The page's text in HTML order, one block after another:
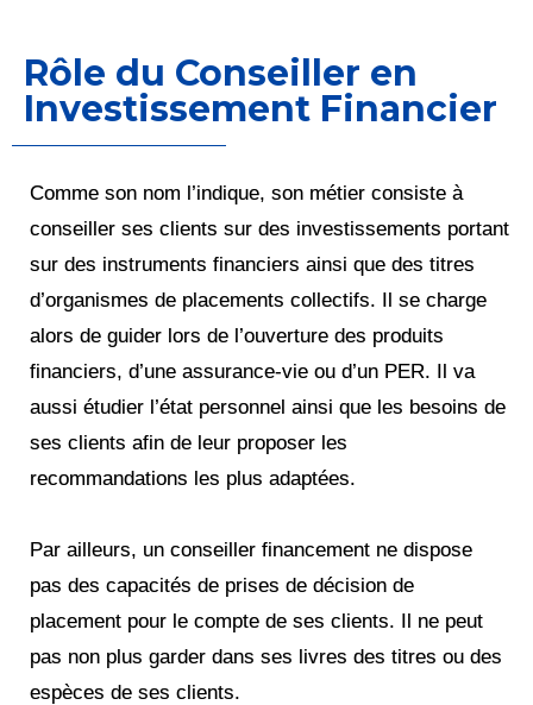
Rôle du Conseiller en
Investissement Financier
Comme son nom l’indique, son métier consiste à
conseiller ses clients sur des investissements portant
sur des instruments financiers ainsi que des titres
d’organismes de placements collectifs. Il se charge
alors de guider lors de l’ouverture des produits
financiers, d’une assurance-vie ou d’un PER. Il va
aussi étudier l’état personnel ainsi que les besoins de
ses clients afin de leur proposer les
recommandations les plus adaptées.
Par ailleurs, un conseiller financement ne dispose
pas des capacités de prises de décision de
placement pour le compte de ses clients. Il ne peut
pas non plus garder dans ses livres des titres ou des
espèces de ses clients.